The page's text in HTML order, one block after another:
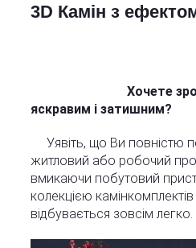
3D Камін з
Хочете
яскравим і затишним?
Уявіть, що Ви повністю
житловий або робочий
вмикаючи побутовий
колекцією камінкомплектів
відбувається зовсім легко.